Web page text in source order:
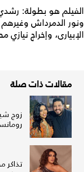
الفيلم هو بطولة:
ونور الدمرداش
الإبيارى، وإخراج
مقالات ذات صلة
زوج